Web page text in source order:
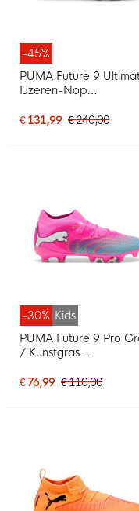
-45%
PUMA Future 9
IJzeren-Nop
Felrood Zilver Zwart
€ 131,99 € 240,00
-30% Kids
PUMA Future 9 Pro
/ Kunstgras
Kids Felroze Blauw
€ 76,99 € 110,00